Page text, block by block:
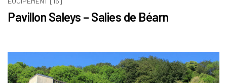
Pavillon Saleys – Salies de Béarn